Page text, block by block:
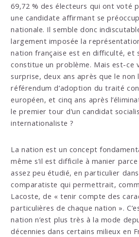
69,72 % des électeurs qui ont voté
une candidate affirmant se
nationale. Il semble donc
largement imposée la
nation française est en difficulté, et
constitue un problème. Mais est-ce
surprise, deux ans après que le non
référendum d’adoption du traité
européen, et cinq ans après
le premier tour d’un candidat
internationaliste ?
La nation est un concept
même s’il est difficile à manier
assez peu étudié, en particulier
comparatiste qui permettrait,
Lacoste, de « tenir compte des
particulières de chaque nation ».
nation n’est plus très à la mode
décennies dans certains milieux en